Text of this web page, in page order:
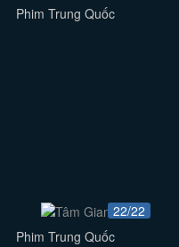
Phim Trung Quốc
22/22
Phim Trung Quốc